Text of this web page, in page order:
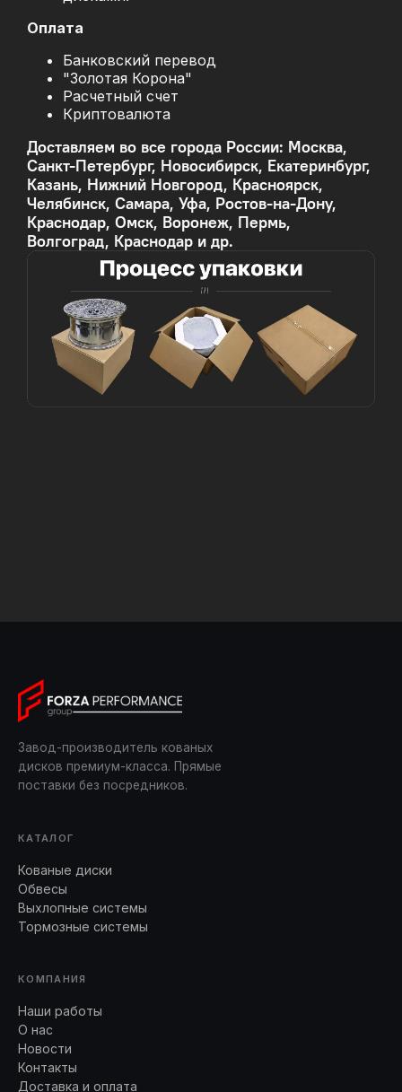
Оплата
Банковский перевод
"Золотая Корона"
Расчетный счет
Криптовалюта
Доставляем во все города России: Москва,
Санкт-Петербург, Новосибирск, Екатеринбург,
Казань, Нижний Новгород, Красноярск,
Челябинск, Самара, Уфа, Ростов-на-Дону,
Краснодар, Омск, Воронеж, Пермь,
Волгоград, Краснодар и др.
Завод-производитель кованых
дисков премиум-класса. Прямые
поставки без посредников.
КАТАЛОГ
Кованые диски
Обвесы
Выхлопные системы
Тормозные системы
КОМПАНИЯ
Наши работы
О нас
Новости
Контакты
Доставка и оплата